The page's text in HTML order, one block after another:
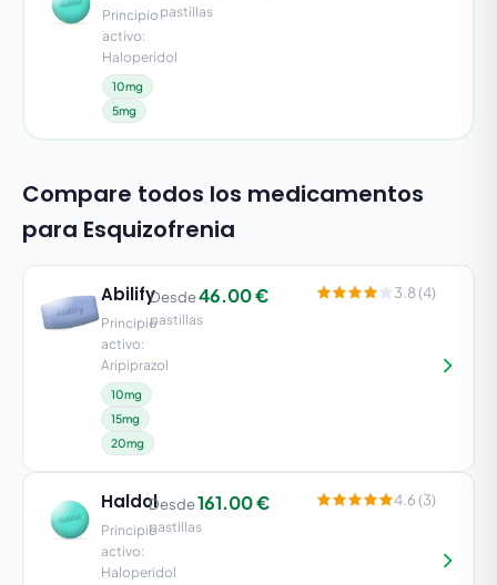
Principio
activo:
Haloperidol
10mg
5mg
pastillas
Compare todos los medicamentos
para Esquizofrenia
Haldol
Principio
activo:
Haloperidol
Desde161.00 €
pastillas
4.6 (3)
Abilify
Principio
activo:
Aripiprazol
10mg
15mg
20mg
Desde46.00 €
pastillas
3.8 (4)